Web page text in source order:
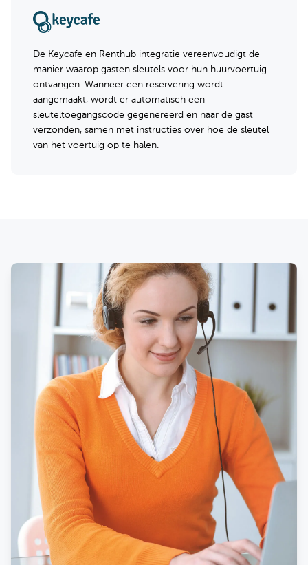
De Keycafe en Renthub integratie vereenvoudigt de
manier waarop gasten sleutels voor hun huurvoertuig
ontvangen. Wanneer een reservering wordt
aangemaakt, wordt er automatisch een
sleuteltoegangscode gegenereerd en naar de gast
verzonden, samen met instructies over hoe de sleutel
van het voertuig op te halen.